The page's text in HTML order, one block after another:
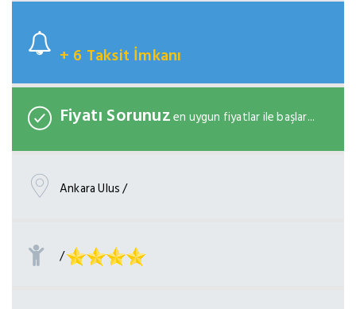
+ 6 Taksit İmkanı
Fiyatı Sorunuzen uygun fiyatlar ile başlar...
Ankara Ulus /
/